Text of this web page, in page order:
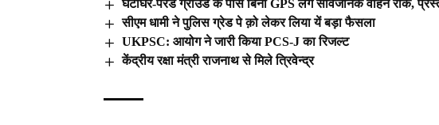
घंटाघर-परेड ग्राउंड के पास बिना GPS लगे सार्वजनिक वाहन रोक,
सीएम धामी ने पुलिस ग्रेड पे क़ो लेकर लिया यें बड़ा फैसला
UKPSC: आयोग ने जारी किया PCS-J का रिजल्ट
केंद्रीय रक्षा मंत्री राजनाथ से मिले त्रिवेन्द्र